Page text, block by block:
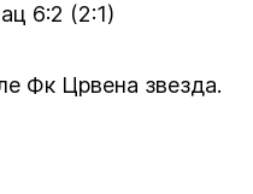
6:2 (2:1)
Фк Црвена звезда.